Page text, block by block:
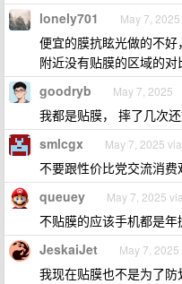
lonely701 May 7, 2025
便宜的膜抗眩光做的不
附近没有贴膜的区域的对
goodryb May 7, 2025
我都是贴膜， 摔了几次
smlcgx May 7, 2025
不要跟性价比党交流消
queuey May 7, 2025
不贴膜的应该手机都是
JeskaiJet May 7, 2025
我现在贴膜也不是为了